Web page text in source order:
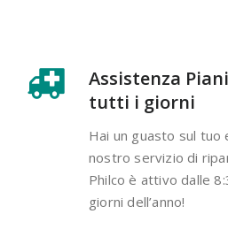
Assistenza
tutti i giorni
Hai un guasto sul
nostro servizio di
Philco è attivo dalle
giorni dell’anno!